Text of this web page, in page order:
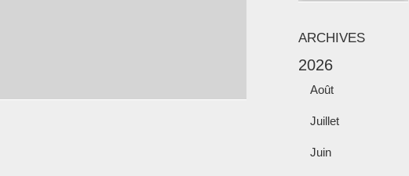
ARCHIVES
2026
Août
Juillet
Juin